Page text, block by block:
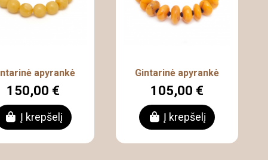
apyrankė
150,00 €
Į krepšelį
Gintarinė apyrankė
105,00 €
Į krepšelį